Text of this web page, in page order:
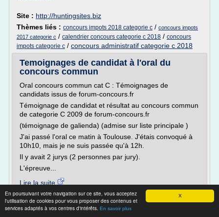
X
En poursuivant votre navigation sur ce site, vous acceptez
l'utilisation de cookies pour vous proposer des contenus et
services adaptés à vos centres d'intérêts. En savoir plus
Site : http://huntingsites.biz
Thèmes liés : concours impots 2018 categorie c / concours impots
2017 categorie c / calendrier concours categorie c 2018 / concours
impots categorie c / concours administratif categorie c 2018
Temoignages de candidat à l'oral du
concours commun
Oral concours commun cat C : Témoignages de
candidats issus de forum-concours.fr
Témoignage de candidat et résultat au concours commun
de categorie C 2009 de forum-concours.fr
(témoignage de galienda) (admise sur liste principale )
J'ai passé l'oral ce matin à Toulouse. J'étais convoqué à
10h10, mais je ne suis passée qu'à 12h.
Il y avait 2 jurys (2 personnes par jury).
L'épreuve...
Lire la suite
Date:2018-09-23 07:19:09
Site :http://devenez-fonctionnaire.fr